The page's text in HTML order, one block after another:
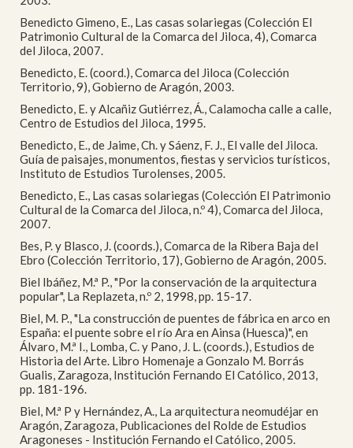
Benedicto Gimeno, E., Las casas solariegas (Colección El
Patrimonio Cultural de la Comarca del Jiloca, 4), Comarca
del Jiloca, 2007.
Benedicto, E. (coord.), Comarca del Jiloca (Colección
Territorio, 9), Gobierno de Aragón, 2003.
Benedicto, E. y Alcañiz Gutiérrez, Á., Calamocha calle a calle,
Centro de Estudios del Jiloca, 1995.
Benedicto, E., de Jaime, Ch. y Sáenz, F. J., El valle del Jiloca.
Guía de paisajes, monumentos, fiestas y servicios turísticos,
Instituto de Estudios Turolenses, 2005.
Benedicto, E., Las casas solariegas (Colección El Patrimonio
Cultural de la Comarca del Jiloca, n.º 4), Comarca del Jiloca,
2007.
Bes, P. y Blasco, J. (coords.), Comarca de la Ribera Baja del
Ebro (Colección Territorio, 17), Gobierno de Aragón, 2005.
Biel Ibáñez, M.ª P., "Por la conservación de la arquitectura
popular", La Replazeta, n.º 2, 1998, pp. 15-17.
Biel, M. P., "La construcción de puentes de fábrica en arco en
España: el puente sobre el río Ara en Ainsa (Huesca)", en
Álvaro, M.ª I., Lomba, C. y Pano, J. L. (coords.), Estudios de
Historia del Arte. Libro Homenaje a Gonzalo M. Borrás
Gualis, Zaragoza, Institución Fernando El Católico, 2013,
pp. 181-196.
Biel, M.ª P y Hernández, A., La arquitectura neomudéjar en
Aragón, Zaragoza, Publicaciones del Rolde de Estudios
Aragoneses - Institución Fernando el Católico, 2005.